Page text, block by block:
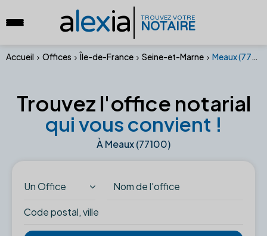
alexia TROUVEZ VOTRE
NOTAIRE
Accueil Offices Île-de-France Seine-et-Marne Meaux (77100)
Trouvez l'office notarial
qui vous convient !
À Meaux (77100)
Un Office